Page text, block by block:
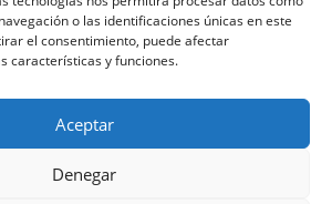
o las identificaciones únicas en este
el consentimiento, puede afectar
características y funciones.
Aceptar
Denegar
Grup Atletisme Lluïsos
drets reservats.
Política de Privacitat